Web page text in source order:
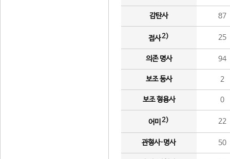
감탄사 87
접사2) 25
의존 명사 94
보조 동사 2
보조 형용사 0
어미 2) 22
관형사·명사 50